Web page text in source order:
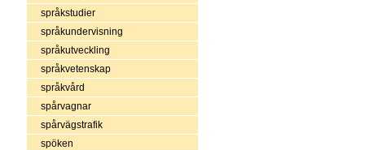
språkstudier
språkundervisning
språkutveckling
språkvetenskap
språkvård
spårvagnar
spårvägstrafik
spöken